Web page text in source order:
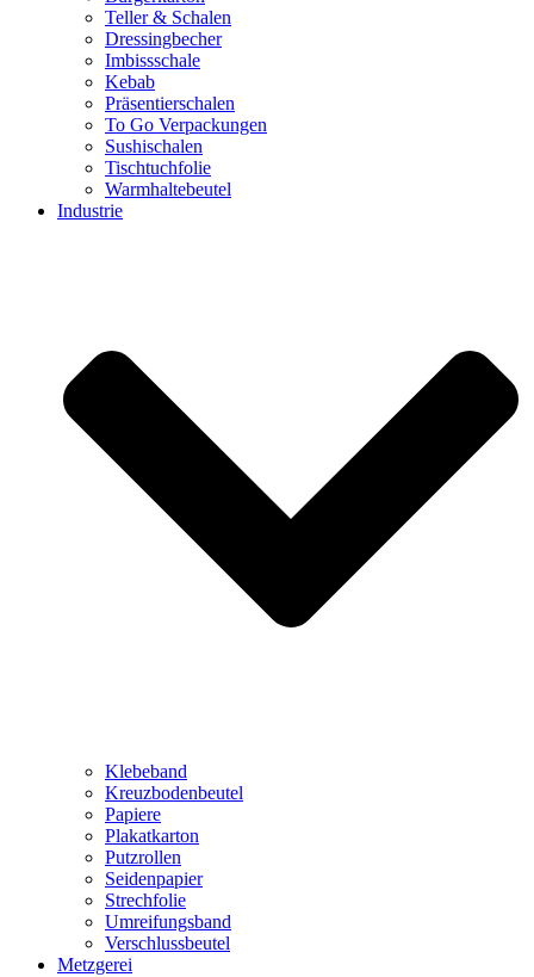
Teller & Schalen
Dressingbecher
Imbissschale
Kebab
Präsentierschalen
To Go Verpackungen
Sushischalen
Tischtuchfolie
Warmhaltebeutel
Industrie
Klebeband
Kreuzbodenbeutel
Papiere
Plakatkarton
Putzrollen
Seidenpapier
Strechfolie
Umreifungsband
Verschlussbeutel
Metzgerei